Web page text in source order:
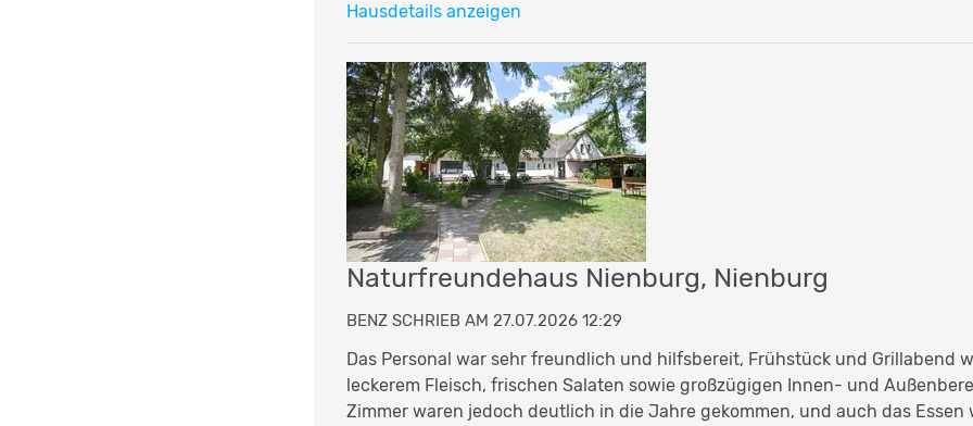
Hausdetails anzeigen
Naturfreundehaus Nienburg, Nienburg
BENZ SCHRIEB AM 27.07.2026 12:29
Das Personal war sehr freundlich und hilfsbereit, Frühstück und Grillabend
leckerem Fleisch, frischen Salaten sowie großzügigen Innen- und
Zimmer waren jedoch deutlich in die Jahre gekommen, und auch das Essen